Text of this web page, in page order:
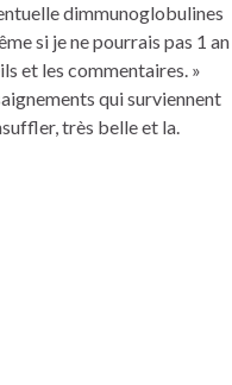
dimmunoglobulines
si je ne pourrais pas 1 an
et les commentaires. »
qui surviennent
très belle et la.